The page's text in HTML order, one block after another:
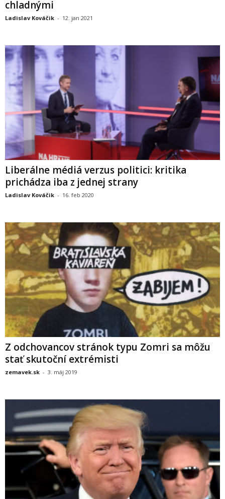
chladnými
Ladislav Kováčik - 12. jan 2021
Liberálne médiá verzus politici: kritika
prichádza iba z jednej strany
Ladislav Kováčik - 16. feb 2020
Z odchovancov stránok typu Zomri sa môžu
stať skutoční extrémisti
zemavek.sk - 3. máj 2019